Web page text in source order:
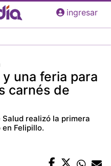
ingresar
una feria para
carnés de
realizó la primera
Felipillo.